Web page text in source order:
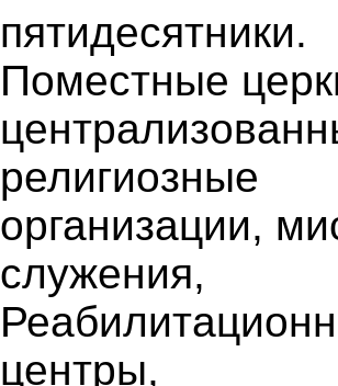
пятидесятники.
Поместные
религиозные
организации,
служения,
центры,